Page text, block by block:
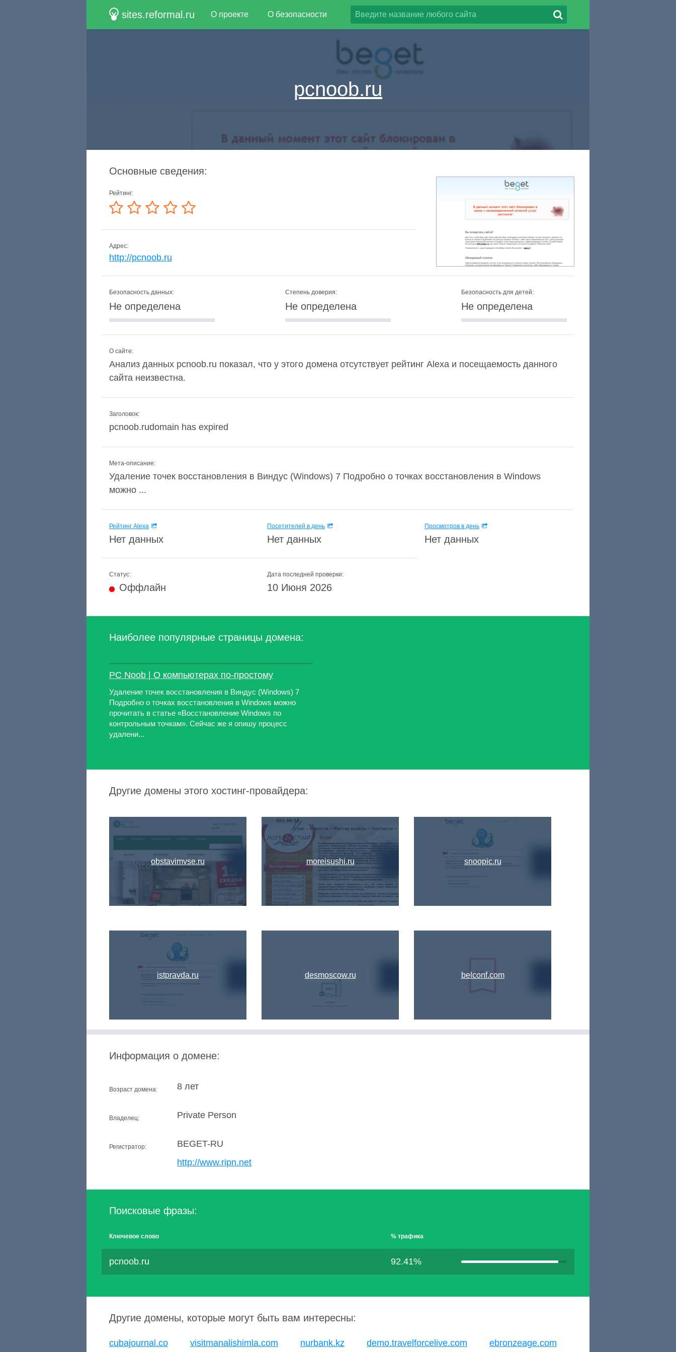
sites.reformal.ru О проекте О безопасности
pcnoob.ru
Основные сведения:
Рейтинг:
Адрес:
http://pcnoob.ru
Безопасность данных:
Не определена
Степень доверия:
Не определена
Безопасность для детей:
Не определена
О сайте:
Анализ данных pcnoob.ru показал, что у этого домена отсутствует рейтинг Alexa и посещаемость данного
сайта неизвестна.
Заголовок:
pcnoob.rudomain has expired
Мета-описание:
Удаление точек восстановления в Виндус (Windows) 7 Подробно о точках восстановления в Windows
можно ...
Рейтинг Alexa
Нет данных
Посетителей в день
Нет данных
Просмотров в день
Нет данных
Статус:
Оффлайн
Дата последней проверки:
10 Июня 2026
Наиболее популярные страницы домена:
PC Noob | О компьютерах по-простому
Удаление точек восстановления в Виндус (Windows) 7
Подробно о точках восстановления в Windows можно
прочитать в статье «Восстановление Windows по
контрольным точкам». Сейчас же я опишу процесс
удалени...
Другие домены этого хостинг-провайдера:
obstavimvse.ru
istpravda.ru
moreisushi.ru
desmoscow.ru
snoopic.ru
belconf.com
Информация о домене:
Возраст домена: 8 лет
Владелец: Private Person
Регистратор:
BEGET-RU
http://www.ripn.net
Поисковые фразы:
Ключевое слово % трафика
pcnoob.ru 92.41%
Другие домены, которые могут быть вам интересны:
cubajournal.co visitmanalishimla.com nurbank.kz demo.travelforcelive.com ebronzeage.com